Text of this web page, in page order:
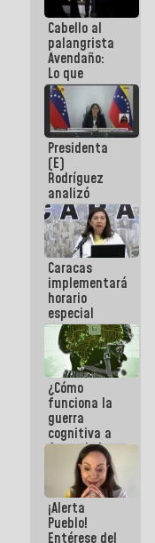
Constitución
de la
República
Cabello al
palangrista
Avendaño:
Lo que
vayas a
escribir
hazlo hoy
por que no
sabemos si
la semana
que viene
hay
programa
Presidenta
(E)
Rodríguez
analizó
junto a
gobernadores
planes de
recuperación
del Sistema
Eléctrico
Nacional
Caracas
implementará
horario
especial
para
adaptarse
al plan de
ahorro
energético
¿Cómo
funciona la
guerra
cognitiva a
favor de la
narrativa
hegemónica?
(1)
¡Alerta
Pueblo!
Entérese del